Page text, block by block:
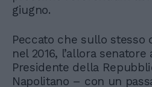
giugno.
Peccato che sullo stesso
nel 2016, l’allora senatore
Presidente della
Napolitano – con un